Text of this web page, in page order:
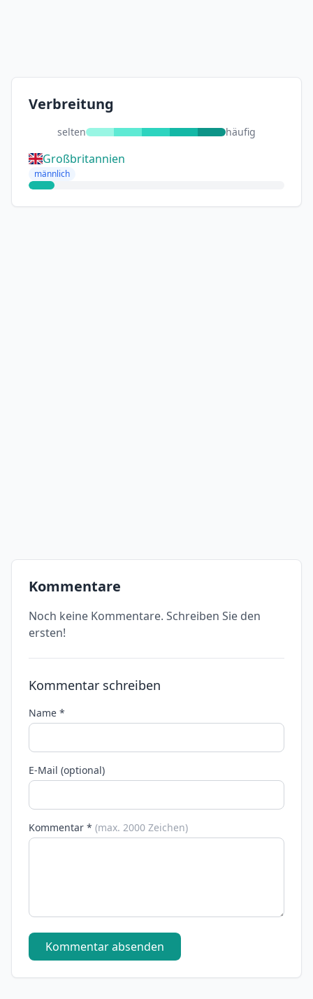
Verbreitung
selten häufig
Großbritannien
männlich
Kommentare
Noch keine Kommentare. Schreiben Sie den
ersten!
Kommentar schreiben
Name *
E-Mail (optional)
Kommentar * (max. 2000 Zeichen)
Kommentar absenden